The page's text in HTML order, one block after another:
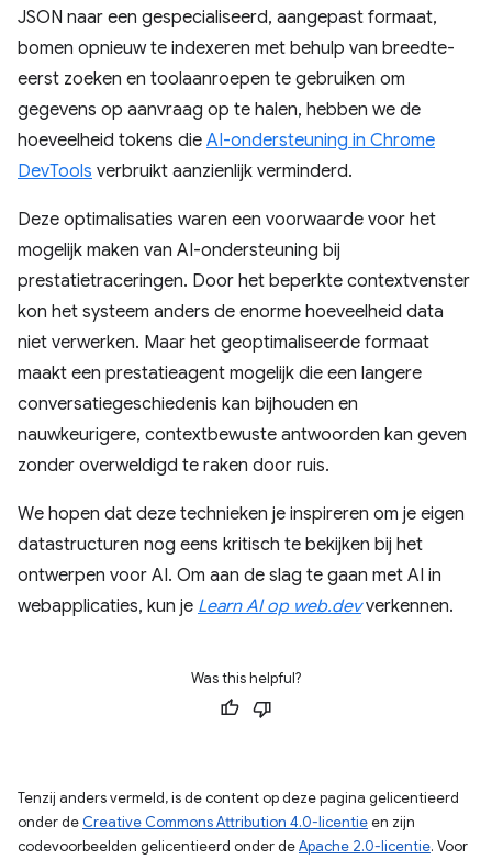
JSON naar een gespecialiseerd, aangepast formaat,
bomen opnieuw te indexeren met behulp van breedte-
eerst zoeken en toolaanroepen te gebruiken om
gegevens op aanvraag op te halen, hebben we de
hoeveelheid tokens die AI-ondersteuning in Chrome
DevTools verbruikt aanzienlijk verminderd.
Deze optimalisaties waren een voorwaarde voor het
mogelijk maken van AI-ondersteuning bij
prestatietraceringen. Door het beperkte contextvenster
kon het systeem anders de enorme hoeveelheid data
niet verwerken. Maar het geoptimaliseerde formaat
maakt een prestatieagent mogelijk die een langere
conversatiegeschiedenis kan bijhouden en
nauwkeurigere, contextbewuste antwoorden kan geven
zonder overweldigd te raken door ruis.
We hopen dat deze technieken je inspireren om je eigen
datastructuren nog eens kritisch te bekijken bij het
ontwerpen voor AI. Om aan de slag te gaan met AI in
webapplicaties, kun je Learn AI op web.devverkennen.
Was this helpful?
Tenzij anders vermeld, is de content op deze pagina gelicentieerd
onder de Creative Commons Attribution 4.0-licentieen zijn
codevoorbeelden gelicentieerd onder deApache 2.0-licentie. Voor